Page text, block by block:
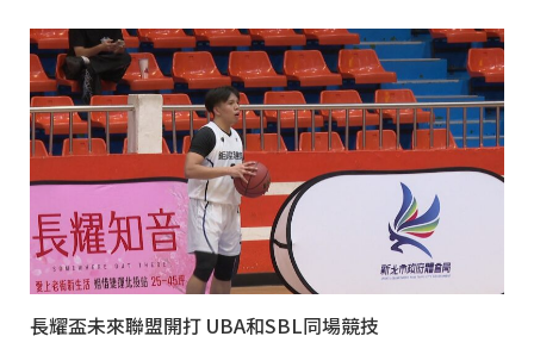
長耀盃未來聯盟開打 UBA和SBL同場競技